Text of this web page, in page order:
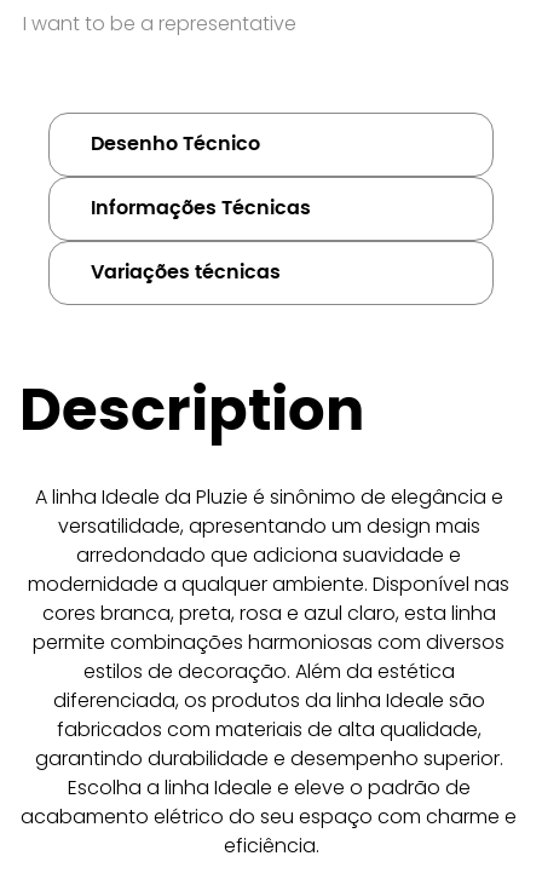
I want to be a representative
Desenho Técnico
Informações Técnicas
Variações técnicas
Description
A linha Ideale da Pluzie é sinônimo de elegância e
versatilidade, apresentando um design mais
arredondado que adiciona suavidade e
modernidade a qualquer ambiente. Disponível nas
cores branca, preta, rosa e azul claro, esta linha
permite combinações harmoniosas com diversos
estilos de decoração. Além da estética
diferenciada, os produtos da linha Ideale são
fabricados com materiais de alta qualidade,
garantindo durabilidade e desempenho superior.
Escolha a linha Ideale e eleve o padrão de
acabamento elétrico do seu espaço com charme e
eficiência.